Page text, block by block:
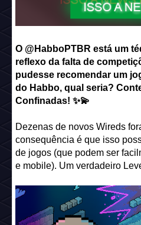
O @HabboPTBR está um
reflexo da falta de
pudesse recomendar um
do Habbo, qual seria?
Confinadas! ✨💫
Dezenas de novos Wireds
consequência é que isso
de jogos (que podem ser
e mobile). Um verdadeiro